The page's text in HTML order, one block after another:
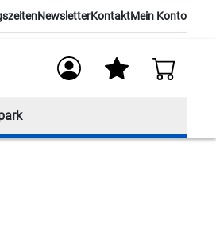
NewsletterKontaktMein Konto